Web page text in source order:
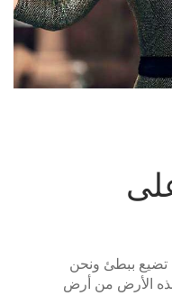
ببطئ ونحن
الأرض من أرض